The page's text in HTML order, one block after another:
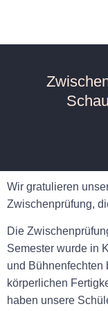
Wir gratulieren
Zwischenprüfung,
Die
Semester wurde in
und Bühnenfechten
körperlichen
haben unsere